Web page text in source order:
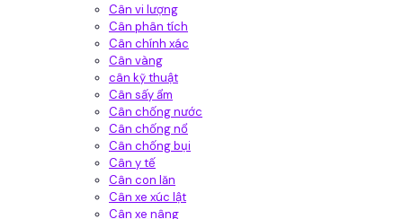
Cân vi lượng
Cân phân tích
Cân chính xác
Cân vàng
cân kỹ thuật
Cân sấy ẩm
Cân chống nước
Cân chống nổ
Cân chống bụi
Cân y tế
Cân con lăn
Cân xe xúc lật
Cân xe nâng